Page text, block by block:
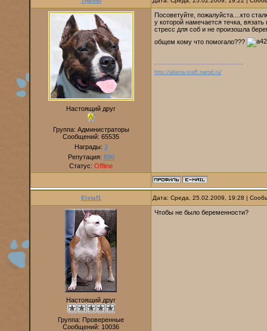
Настоящий друг
Группа: Администраторы
Сообщений: 65535
Награды: 3
Репутация: 890
Статус: Offline
Посоветуйте, пожалуйста....кто
у которой намечается течка,
стресс для соб и не произошла
общем кому что помогало???
http://alterra-staff.narod.ru/
Elstaf1 Дата: Среда, 25.02.2009, 19:28 |
Настоящий друг
Группа: Проверенные
Сообщений: 10036
Чтобы не было беременности?